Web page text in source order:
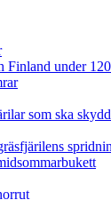
under
som ska